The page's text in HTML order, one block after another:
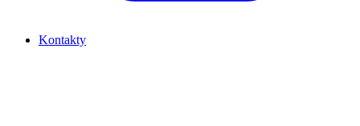
Kontakty